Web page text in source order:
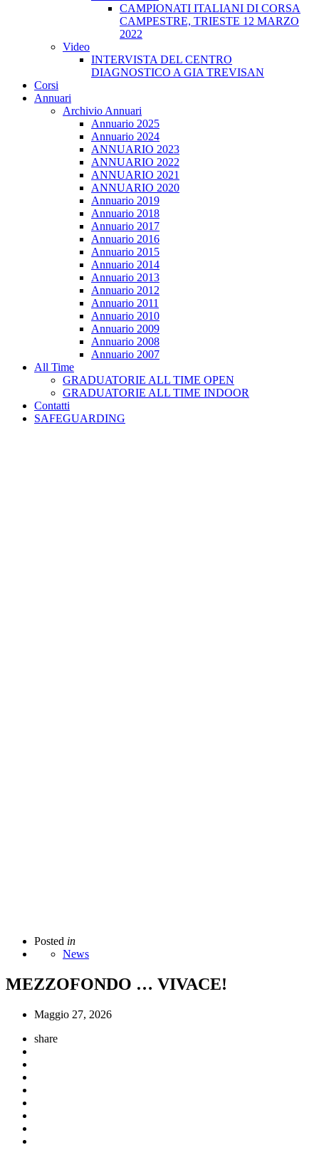
CAMPIONATI ITALIANI DI CORSA
CAMPESTRE, TRIESTE 12 MARZO
2022
Video
INTERVISTA DEL CENTRO
DIAGNOSTICO A GIA TREVISAN
Corsi
Annuari
Archivio Annuari
Annuario 2025
Annuario 2024
ANNUARIO 2023
ANNUARIO 2022
ANNUARIO 2021
ANNUARIO 2020
Annuario 2019
Annuario 2018
Annuario 2017
Annuario 2016
Annuario 2015
Annuario 2014
Annuario 2013
Annuario 2012
Annuario 2011
Annuario 2010
Annuario 2009
Annuario 2008
Annuario 2007
All Time
GRADUATORIE ALL TIME OPEN
GRADUATORIE ALL TIME INDOOR
Contatti
SAFEGUARDING
Posted in
News
MEZZOFONDO … VIVACE!
Maggio 27, 2026
share